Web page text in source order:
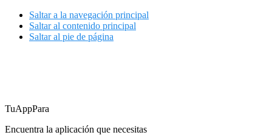
Saltar a la navegación principal
Saltar al contenido principal
Saltar al pie de página
TuAppPara
Encuentra la aplicación que necesitas